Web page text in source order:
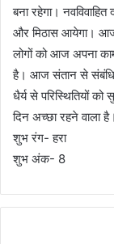
बना रहेगा।
और मिठास आयेगा।
लोगों को आज अपना
है। आज संतान से
धैर्य से परिस्थितियों
दिन अच्छा रहने वाला
शुभ रंग- हरा
शुभ अंक- 8